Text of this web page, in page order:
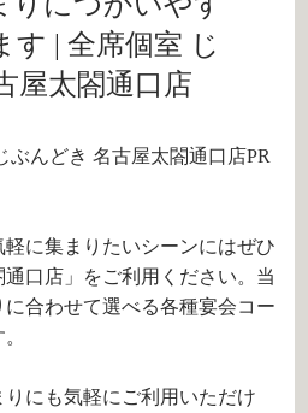
す | 全席個室 じ
屋太閤通口店
ぶんどき 名古屋太閤通口店PR
に集まりたいシーンにはぜひ
通口店」をご利用ください。当
合わせて選べる各種宴会コー
にも気軽にご利用いただけ